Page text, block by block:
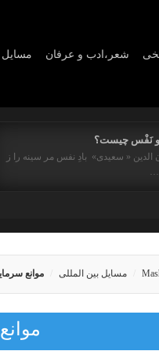
شعر،ادب و عرفان
و نَفْس چیست؟
الدین « سعیدی» بادِ نفس مر سینه را ز
مسایل بین المللی موانع